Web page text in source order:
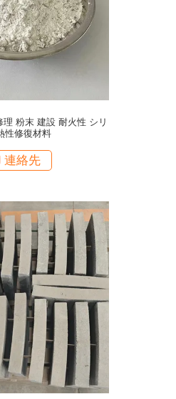
粉末 建設 耐火性 シリ
性修復材料
連絡先